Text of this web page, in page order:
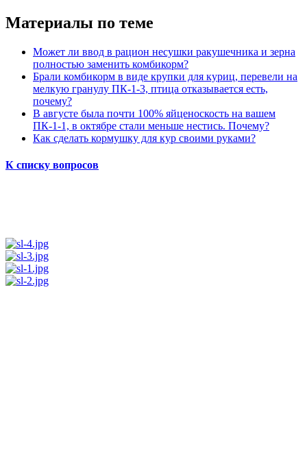
Материалы по теме
Может ли ввод в рацион несушки ракушечника и зерна
полностью заменить комбикорм?
Брали комбикорм в виде крупки для куриц, перевели на
мелкую гранулу ПК-1-3, птица отказывается есть,
почему?
В августе была почти 100% яйценоскость на вашем
ПК-1-1, в октябре стали меньше нестись. Почему?
Как сделать кормушку для кур своими руками?
К списку вопросов